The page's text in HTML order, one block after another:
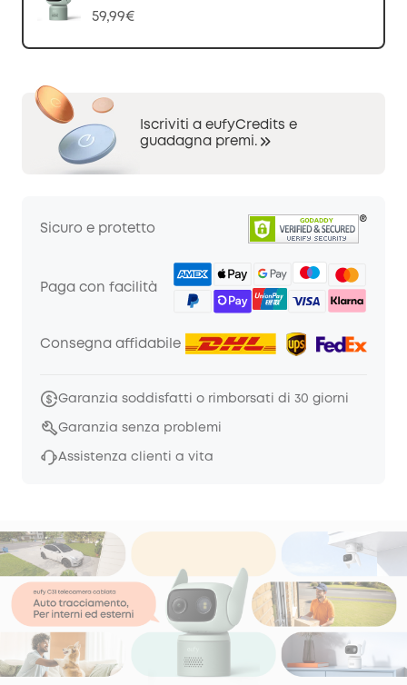
59,99€
Iscriviti a eufyCredits e
guadagna premi.
Sicuro e protetto
Paga con facilità
Consegna affidabile
Garanzia soddisfatti o rimborsati di 30 giorni
Garanzia senza problemi
Assistenza clienti a vita